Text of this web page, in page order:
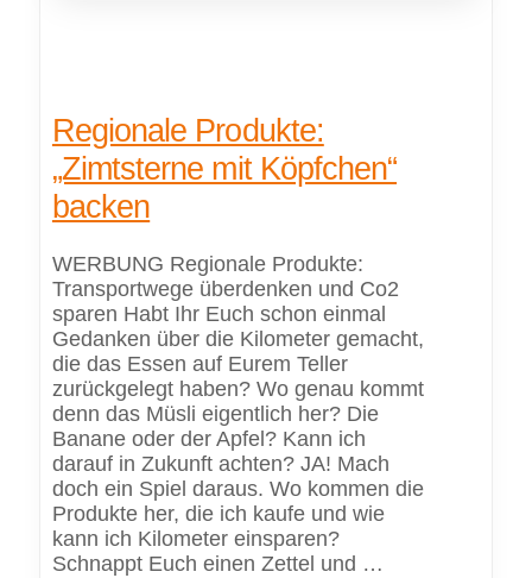
Regionale Produkte:
„Zimtsterne mit Köpfchen“
backen
WERBUNG Regionale Produkte:
Transportwege überdenken und Co2
sparen Habt Ihr Euch schon einmal
Gedanken über die Kilometer gemacht,
die das Essen auf Eurem Teller
zurückgelegt haben? Wo genau kommt
denn das Müsli eigentlich her? Die
Banane oder der Apfel? Kann ich
darauf in Zukunft achten? JA! Mach
doch ein Spiel daraus. Wo kommen die
Produkte her, die ich kaufe und wie
kann ich Kilometer einsparen?
Schnappt Euch einen Zettel und …